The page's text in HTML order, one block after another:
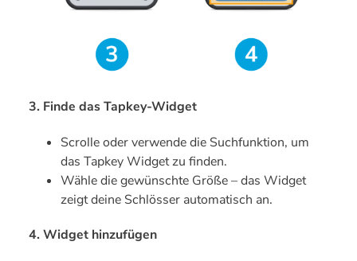
3. Finde das Tapkey-Widget
Scrolle oder verwende die Suchfunktion, um
das Tapkey Widget zu finden.
Wähle die gewünschte Größe – das Widget
zeigt deine Schlösser automatisch an.
4. Widget hinzufügen